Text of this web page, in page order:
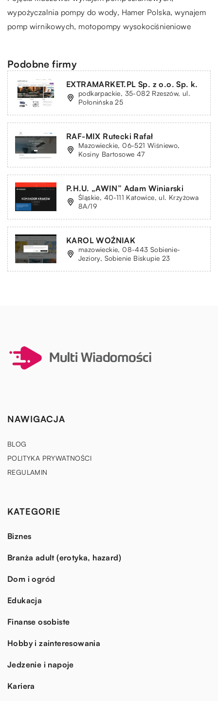
wypożyczalnia pompy do wody, Hamer Polska, wynajem
pomp wirnikowych, motopompy wysokociśnieniowe
Podobne firmy
EXTRAMARKET.PL Sp. z o.o. Sp. k.
podkarpackie, 35-082 Rzeszów, ul.
Połonińska 25
RAF-MIX Rutecki Rafał
Mazowieckie, 06-521 Wiśniewo,
Kosiny Bartosowe 47
P.H.U. „AWIN” Adam Winiarski
Śląskie, 40-111 Katowice, ul. Krzyżowa
8A/19
KAROL WOŹNIAK
mazowieckie, 08-443 Sobienie-
Jeziory, Sobienie Biskupie 23
NAWIGACJA
BLOG
POLITYKA PRYWATNOŚCI
REGULAMIN
KATEGORIE
Biznes
Branża adult (erotyka, hazard)
Dom i ogród
Edukacja
Finanse osobiste
Hobby i zainteresowania
Jedzenie i napoje
Kariera